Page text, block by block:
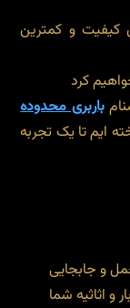
کیفیت و کمترین
کرد
باربری محدوده
ایم تا یک تجربه
و جابجایی
و اثاثیه شما